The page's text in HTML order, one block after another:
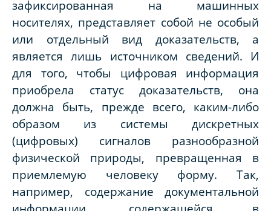
зафиксированная на машинных
носителях, представляет собой не особый
или отдельный вид доказательств, а
является лишь источником сведений. И
для того, чтобы цифровая информация
приобрела статус доказательств, она
должна быть, прежде всего, каким-либо
образом из системы дискретных
(цифровых) сигналов разнообразной
физической природы, превращенная в
приемлемую человеку форму. Так,
например, содержание документальной